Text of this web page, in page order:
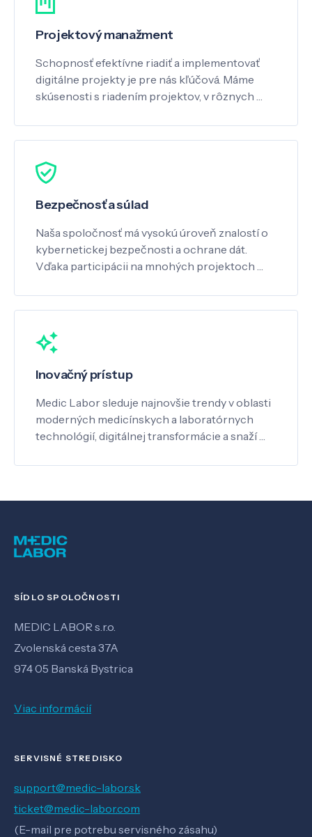
Projektový manažment
Schopnosť efektívne riadiť a implementovať
digitálne projekty je pre nás kľúčová. Máme
skúsenosti s riadením projektov, v rôznych …
Bezpečnosť a súlad
Naša spoločnosť má vysokú úroveň znalostí o
kybernetickej bezpečnosti a ochrane dát.
Vďaka participácii na mnohých projektoch …
Inovačný prístup
Medic Labor sleduje najnovšie trendy v oblasti
moderných medicínskych a laboratórnych
technológií, digitálnej transformácie a snaží …
SÍDLO SPOLOČNOSTI
MEDIC LABOR s.r.o.
Zvolenská cesta 37A
974 05 Banská Bystrica
Viac informácií
SERVISNÉ STREDISKO
support@medic-labor.sk
ticket@medic-labor.com
(E-mail pre potrebu servisného zásahu)